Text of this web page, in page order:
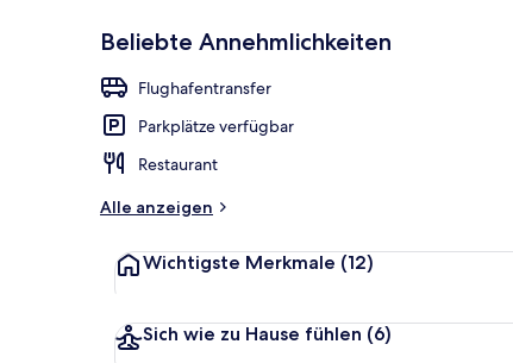
Beliebte Annehmlichkeiten
Flughafentransfer
Parkplätze verfügbar
Restaurant
Alle anzeigen
Wichtigste Merkmale (12)
Sich wie zu Hause fühlen (6)